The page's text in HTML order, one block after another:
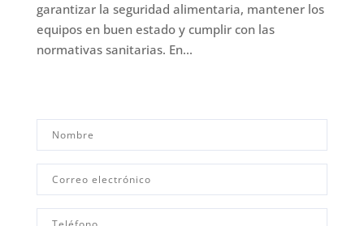
garantizar la seguridad alimentaria, mantener los
equipos en buen estado y cumplir con las
normativas sanitarias. En...